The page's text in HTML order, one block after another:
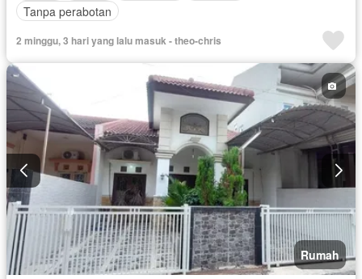
Tanpa perabotan
2 minggu, 3 hari yang lalu masuk - theo-chris
Rumah